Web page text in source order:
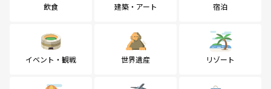
飲食 建築・アート 宿泊
イベント・観戦 世界遺産 リゾート